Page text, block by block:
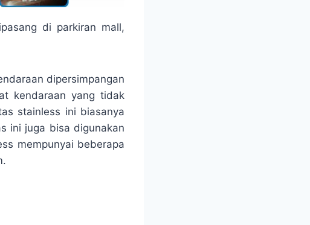
di parkiran mall,
dipersimpangan
kendaraan yang tidak
stainless ini biasanya
ini juga bisa digunakan
mempunyai beberapa